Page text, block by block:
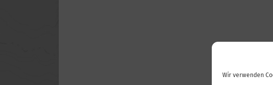
Wir verwenden